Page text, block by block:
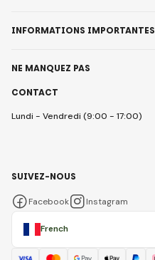
CONTACT
Lundi - Vendredi (9:00 - 17:00)
INFORMATIONS IMPORTANTES
NE MANQUEZ PAS
French
SUIVEZ-NOUS
Facebook Instagram